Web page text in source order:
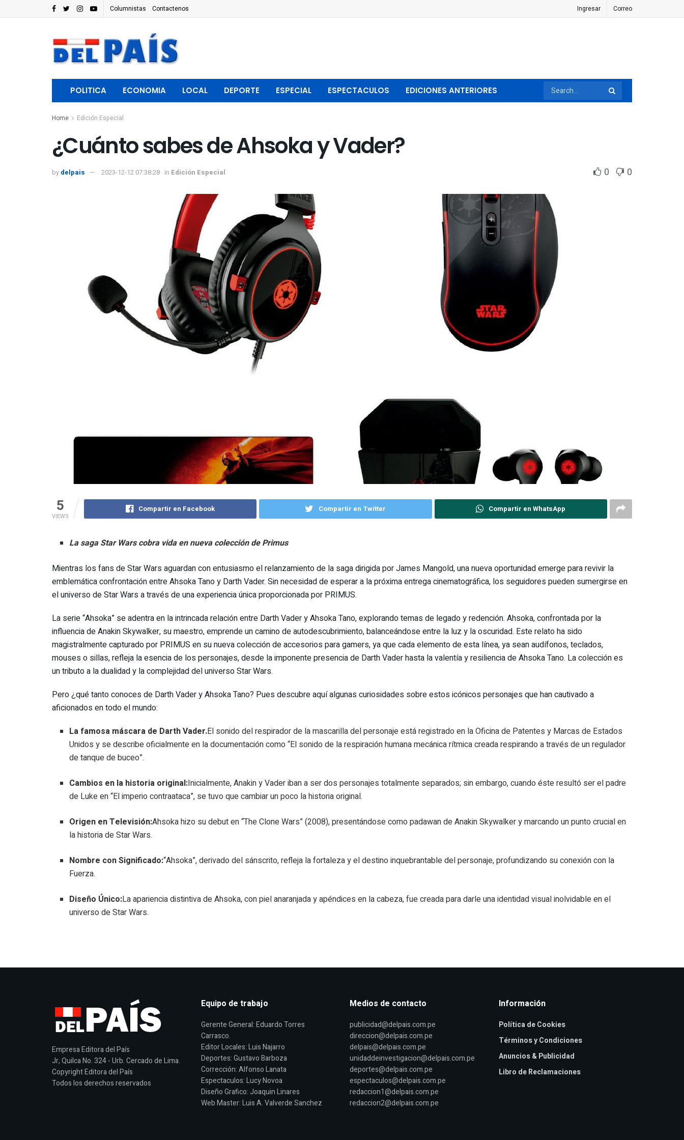
Columnistas Contactenos Ingresar Correo
POLITICA ECONOMIA LOCAL DEPORTE ESPECIAL ESPECTACULOS EDICIONES ANTERIORES
Home Edición Especial
¿Cuánto sabes de Ahsoka y Vader?
by delpais 2023-12-12 07:38:28 in Edición Especial 0 0
5
VIEWS
Compartir en Facebook Compartir en Twitter Compartir en WhatsApp
La saga Star Wars cobra vida en nueva colección de Primus
Mientras los fans de Star Wars aguardan con entusiasmo el relanzamiento de la saga dirigida por James Mangold, una nueva oportunidad emerge para revivir la
emblemática confrontación entre Ahsoka Tano y Darth Vader. Sin necesidad de esperar a la próxima entrega cinematográfica, los seguidores pueden sumergirse en
el universo de Star Wars a través de una experiencia única proporcionada por PRIMUS.
La serie “Ahsoka” se adentra en la intrincada relación entre Darth Vader y Ahsoka Tano, explorando temas de legado y redención. Ahsoka, confrontada por la
influencia de Anakin Skywalker, su maestro, emprende un camino de autodescubrimiento, balanceándose entre la luz y la oscuridad. Este relato ha sido
magistralmente capturado por PRIMUS en su nueva colección de accesorios para gamers, ya que cada elemento de esta línea, ya sean audífonos, teclados,
mouses o sillas, refleja la esencia de los personajes, desde la imponente presencia de Darth Vader hasta la valentía y resiliencia de Ahsoka Tano. La colección es
un tributo a la dualidad y la complejidad del universo Star Wars.
Pero ¿qué tanto conoces de Darth Vader y Ahsoka Tano? Pues descubre aquí algunas curiosidades sobre estos icónicos personajes que han cautivado a
aficionados en todo el mundo:
La famosa máscara de Darth Vader.El sonido del respirador de la mascarilla del personaje está registrado en la Oficina de Patentes y Marcas de Estados
Unidos y se describe oficialmente en la documentación como “El sonido de la respiración humana mecánica rítmica creada respirando a través de un regulador
de tanque de buceo”.
Cambios en la historia original:Inicialmente, Anakin y Vader iban a ser dos personajes totalmente separados; sin embargo, cuando éste resultó ser el padre
de Luke en “El imperio contraataca”, se tuvo que cambiar un poco la historia original.
Origen en Televisión:Ahsoka hizo su debut en “The Clone Wars” (2008), presentándose como padawan de Anakin Skywalker y marcando un punto crucial en
la historia de Star Wars.
Nombre con Significado:“Ahsoka”, derivado del sánscrito, refleja la fortaleza y el destino inquebrantable del personaje, profundizando su conexión con la
Fuerza.
Diseño Único:La apariencia distintiva de Ahsoka, con piel anaranjada y apéndices en la cabeza, fue creada para darle una identidad visual inolvidable en el
universo de Star Wars.
Empresa Editora del País
Jr, Quilca No. 324 - Urb. Cercado de Lima.
Copyright Editora del País
Todos los derechos reservados
Equipo de trabajo
Gerente General: Eduardo Torres
Carrasco.
Editor Locales: Luis Najarro
Deportes: Gustavo Barboza
Corrección: Alfonso Lanata
Espectaculos: Lucy Novoa
Diseño Grafico: Joaquin Linares
Web Master: Luis A. Valverde Sanchez
Medios de contacto
publicidad@delpais.com.pe
direccion@delpais.com.pe
delpais@delpais.com.pe
unidaddeinvestigacion@delpais.com.pe
deportes@delpais.com.pe
espectaculos@delpais.com.pe
redaccion1@delpais.com.pe
redaccion2@delpais.com.pe
Información
Política de Cookies
Términos y Condiciones
Anuncios & Publicidad
Libro de Reclamaciones